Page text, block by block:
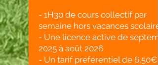
- 1H30 de cours collectif par
semaine hors vacances
- Une licence active de
2025 à août 2026
- Un tarif préférentiel de 6,50€